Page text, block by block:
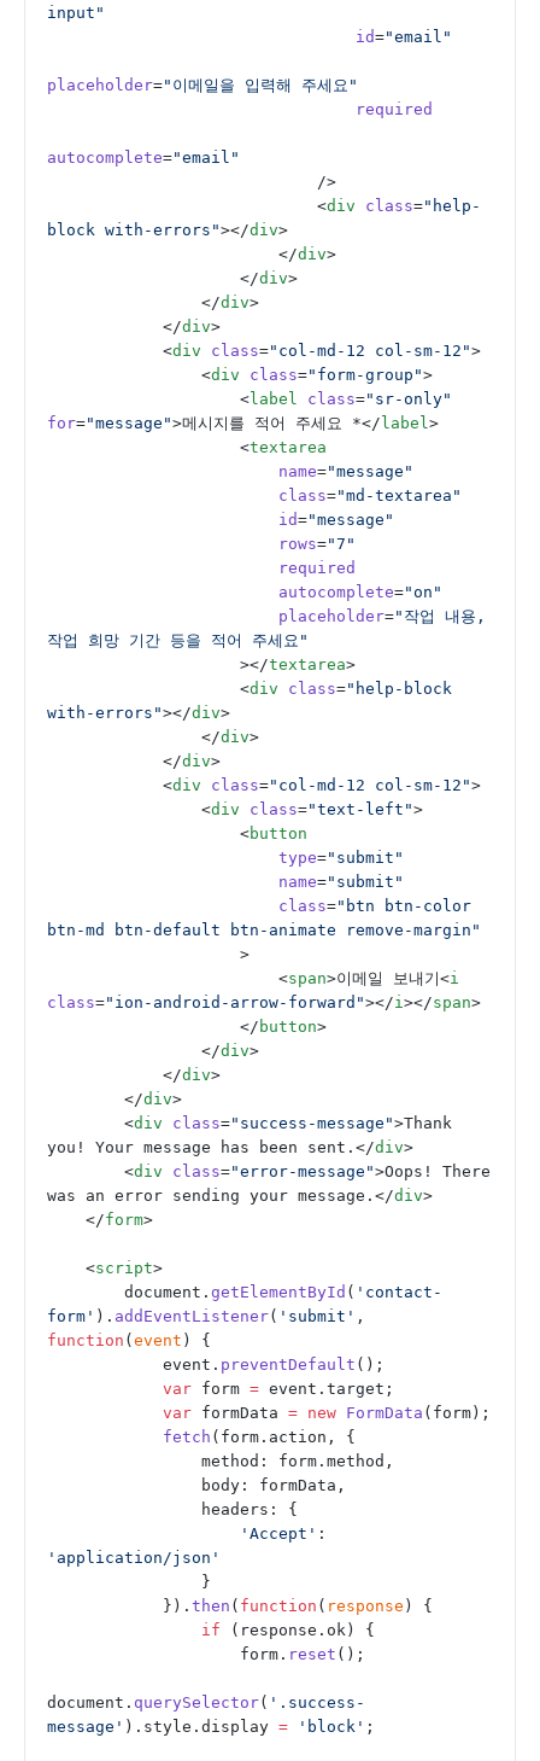
input"
                                id
="email"
placeholder="이메일을 입력해 주세요"
                                required
autocomplete="email"
                            />
                            <
div class="help-
block with-errors"></div>
                        </
div>
                    </
div>
                </
div>
            </
div>
            <
div class="col-md-12 col-sm-12">
                <
div class="form-group">
                    <
label class="sr-only"
for="message">메시지를 적어 주세요 *</ label>
                    <
textarea
                        name
="message"
                        class
="md-textarea"
                        id
="message"
                        rows
="7"
                        required
                        autocomplete
="on"
                        placeholder
="작업 내용,
작업 희망 기간 등을 적어 주세요"
                    ></
textarea>
                    <
div class="help-block
with-errors"></div>
                </
div>
            </
div>
            <
div class="col-md-12 col-sm-12">
                <
div class="text-left">
                    <
button
                        type
="submit"
                        name
="submit"
                        class
="btn btn-color
btn-md btn-default btn-animate remove-margin"
                    >
                        <
span>이메일 보내기<i
class="ion-android-arrow-forward"></i></span>
                    </
button>
                </
div>
            </
div>
        </
div>
        <
div class="success-message">Thank
you! Your message has been sent.</div>
        <
div class="error-message">Oops! There
was an error sending your message.</div>
    </
form>
    <
script>
        document.
getElementById ( 'contact-
form' ). addEventListener( 'submit'
function ( event ) {
            event.
preventDefault ();
            var
form = event.target;
            var
formData = new FormData (form);
            fetch
(form.action, {
                method: form.method,
                body: formData,
                headers: {
                    'Accept'
'application/json'
                }
            }).
then ( function ( response ) {
                if
(response.ok) {
                    form.
reset ();
document. querySelector( '.success-
message' ).style.display = 'block' ;